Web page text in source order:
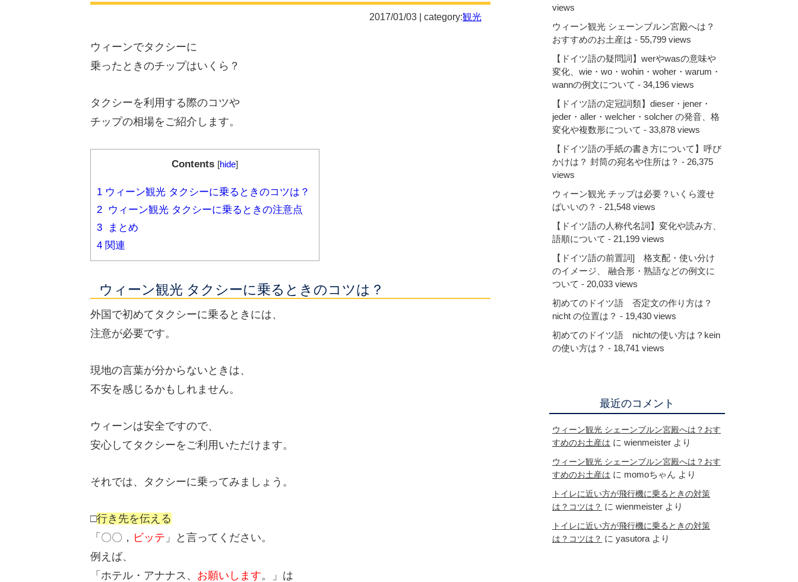
2017/01/03 | category:観光
ウィーンでタクシーに
乗ったときのチップはいくら？
タクシーを利用する際のコツや
チップの相場をご紹介します。
Contents [hide]
1 ウィーン観光 タクシーに乗るときのコツは？
2 ウィーン観光 タクシーに乗るときの注意点
3 まとめ
4 関連
ウィーン観光 タクシーに乗るときのコツは？
外国で初めてタクシーに乗るときには、
注意が必要です。
現地の言葉が分からないときは、
不安を感じるかもしれません。
ウィーンは安全ですので、
安心してタクシーをご利用いただけます。
それでは、タクシーに乗ってみましょう。
□行き先を伝える
「〇〇， ビッテ 」と言ってください。
例えば、
「ホテル・アナナス、 お願いします。」は
views
ウィーン観光 シェーンブルン宮殿へは？
おすすめのお土産は - 55,799 views
【ドイツ語の疑問詞】werやwasの意味や
変化、wie・wo・wohin・woher・warum・
wannの例文について - 34,196 views
【ドイツ語の定冠詞類】dieser・jener・
jeder・aller・welcher・solcher の発音、格
変化や複数形について - 33,878 views
【ドイツ語の手紙の書き方について】呼び
かけは？ 封筒の宛名や住所は？ - 26,375
views
ウィーン観光 チップは必要？いくら渡せ
ばいいの？ - 21,548 views
【ドイツ語の人称代名詞】変化や読み方、
語順について - 21,199 views
【ドイツ語の前置詞] 格支配・使い分け
のイメージ、 融合形・熟語などの例文に
ついて - 20,033 views
初めてのドイツ語 否定文の作り方は？
nicht の位置は？ - 19,430 views
初めてのドイツ語 nichtの使い方は？kein
の使い方は？ - 18,741 views
最近のコメント
ウィーン観光 シェーンブルン宮殿へは？おす
すめのお土産は に wienmeister より
ウィーン観光 シェーンブルン宮殿へは？おす
すめのお土産は に momoちゃん より
トイレに近い方が飛行機に乗るときの対策
は？コツは？ に wienmeister より
トイレに近い方が飛行機に乗るときの対策
は？コツは？ に yasutora より